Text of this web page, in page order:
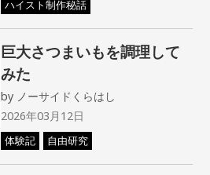
ハイスト制作秘話
巨大さつまいもを調理して
みた
by ノーサイドくらはし
2026年03月12日
体験記 自由研究